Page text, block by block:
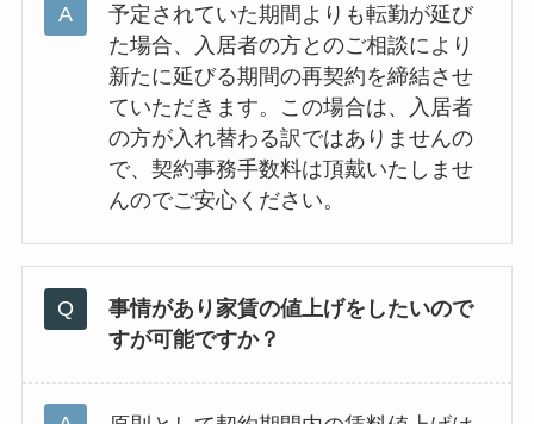
予定されていた期間よりも転勤が延び
た場合、入居者の方とのご相談により
新たに延びる期間の再契約を締結させ
ていただきます。この場合は、入居者
の方が入れ替わる訳ではありませんの
で、契約事務手数料は頂戴いたしませ
んのでご安心ください。
事情があり家賃の値上げをしたいので
すが可能ですか？